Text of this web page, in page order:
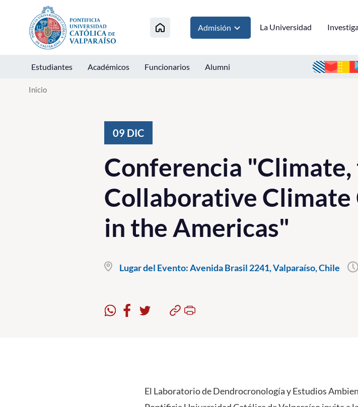
Click acá para ir directamente al contenido
Admisión La Universidad
Estudiantes Académicos Funcionarios Alumni
Inicio
09 DIC
Conferencia
Collaborative Climate
in the Americas"
Lugar del Evento:Avenida Brasil 2241, Valparaíso, Chile
El Laboratorio de Dendrocronología y Estudios